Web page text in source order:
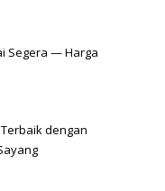
Segera — Harga
dengan